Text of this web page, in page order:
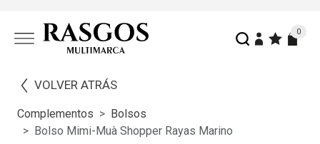
0
VOLVER ATRÁS
Complementos
Bolsos
Bolso Mimi-Muà Shopper Rayas Marino